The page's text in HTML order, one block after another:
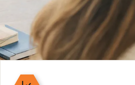
PARTNERS